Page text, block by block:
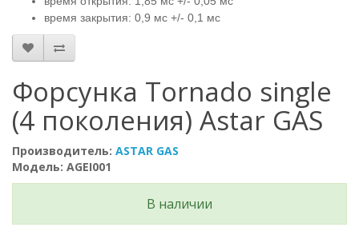
время закрытия: 0,9 мс +/- 0,1 мс
Форсунка Tornado single
(4 поколения) Astar GAS
Производитель: ASTAR GAS
Модель: AGEI001
В наличии